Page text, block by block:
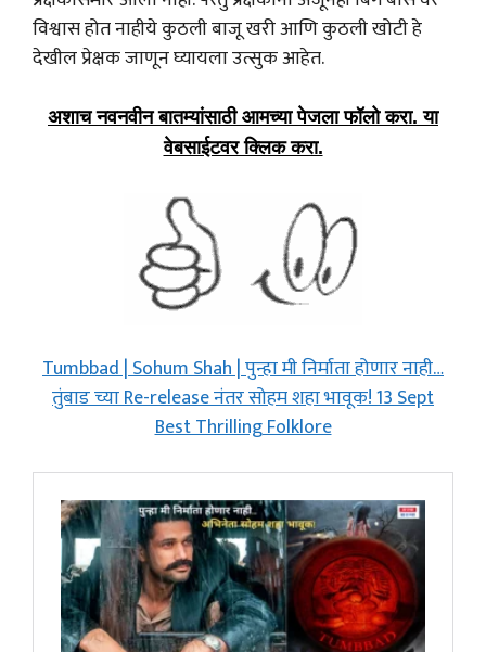
विश्वास होत नाहीये कुठली बाजू खरी आणि कुठली खोटी हे
देखील प्रेक्षक जाणून घ्यायला उत्सुक आहेत.
अशाच नवनवीन बातम्यांसाठी आमच्या पेजला फॉलो करा. या
वेबसाईटवर क्लिक करा.
Tumbbad | Sohum Shah | पुन्हा मी निर्माता होणार नाही…
तुंबाड च्या Re-release नंतर सोहम शहा भावूक! 13 Sept
Best Thrilling Folklore